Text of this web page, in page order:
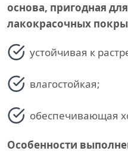
основа, пригодная
лакокрасочных
устойчивая к
влагостойкая;
обеспечивающая
Особенности